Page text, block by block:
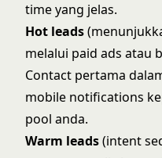
time yang jelas.
Hot leads
melalui paid ads atau
Contact pertama
mobile notifications
pool anda.
Warm leads(intent